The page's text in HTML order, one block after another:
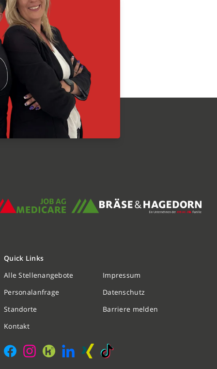
Nachricht schreiben
Personalanfrage
Quick Links
Alle Stellenangebote
Personalanfrage
Standorte
Kontakt
Impressum
Datenschutz
Barriere melden